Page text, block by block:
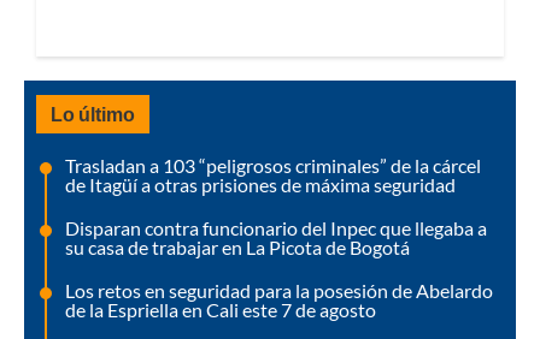
Lo último
Trasladan a 103 “peligrosos criminales” de la cárcel
de Itagüí a otras prisiones de máxima seguridad
Disparan contra funcionario del Inpec que llegaba a
su casa de trabajar en La Picota de Bogotá
Los retos en seguridad para la posesión de Abelardo
de la Espriella en Cali este 7 de agosto